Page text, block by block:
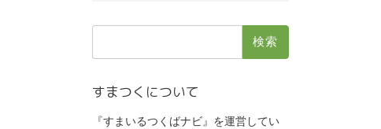
すまつくについて
『すまいるつくばナビ』を運営してい